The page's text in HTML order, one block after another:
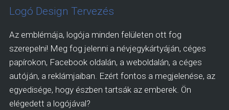
Logó Design Tervezés
Az emblémája, logója minden felületen ott fog
szerepelni! Meg fog jelenni a névjegykártyáján, céges
papírokon, Facebook oldalán, a weboldalán, a céges
autóján, a reklámjaiban. Ezért fontos a megjelenése, az
egyedisége, hogy észben tartsák az emberek. Ön
elégedett a logójával?